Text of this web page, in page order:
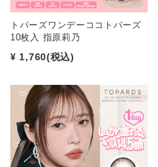
トパーズワンデーココトパーズ
10枚入 指原莉乃
¥ 1,760(税込)